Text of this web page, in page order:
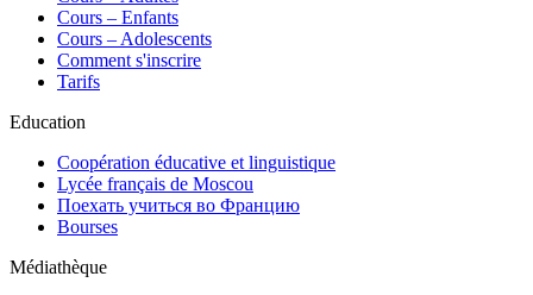
Cours – Enfants
Cours – Adolescents
Comment s'inscrire
Tarifs
Education
Coopération éducative et linguistique
Lycée français de Moscou
Поехать учиться во Францию
Bourses
Médiathèque